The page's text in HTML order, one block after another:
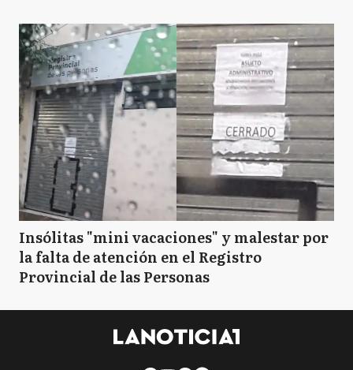
Insólitas "mini vacaciones" y malestar por
la falta de atención en el Registro
Provincial de las Personas